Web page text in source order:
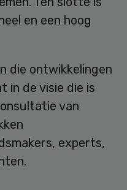
en een hoog
die ontwikkelingen
in de visie die is
van
experts,